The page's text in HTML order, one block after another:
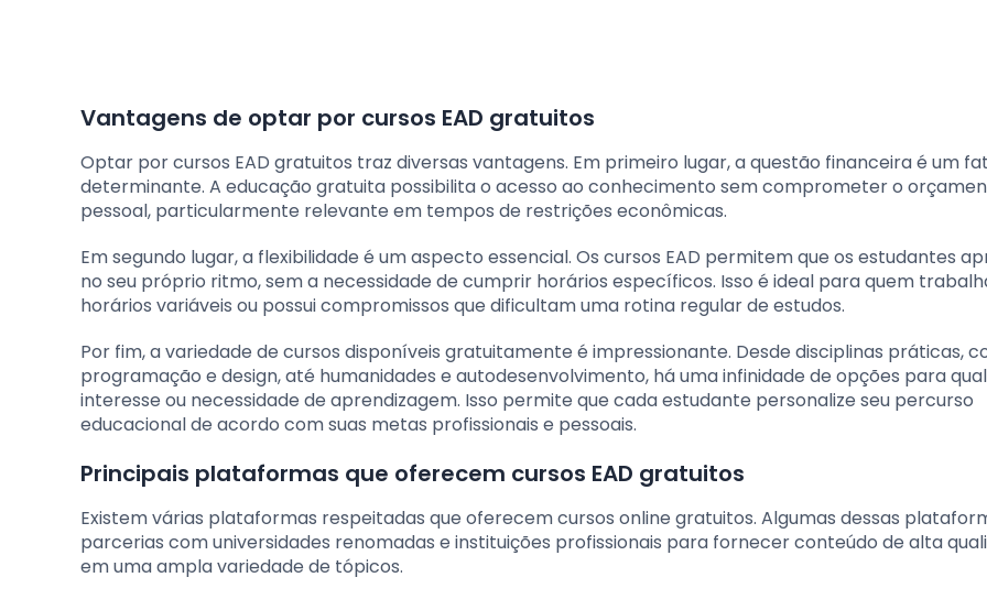
Vantagens de optar por cursos EAD gratuitos
Optar por cursos EAD gratuitos traz diversas vantagens. Em primeiro lugar, a questão financeira é um
determinante. A educação gratuita possibilita o acesso ao conhecimento sem comprometer o
pessoal, particularmente relevante em tempos de restrições econômicas.
Em segundo lugar, a flexibilidade é um aspecto essencial. Os cursos EAD permitem que os estudantes
no seu próprio ritmo, sem a necessidade de cumprir horários específicos. Isso é ideal para quem
horários variáveis ou possui compromissos que dificultam uma rotina regular de estudos.
Por fim, a variedade de cursos disponíveis gratuitamente é impressionante. Desde disciplinas práticas,
programação e design, até humanidades e autodesenvolvimento, há uma infinidade de opções para
interesse ou necessidade de aprendizagem. Isso permite que cada estudante personalize seu percurso
educacional de acordo com suas metas profissionais e pessoais.
Principais plataformas que oferecem cursos EAD gratuitos
Existem várias plataformas respeitadas que oferecem cursos online gratuitos. Algumas dessas
parcerias com universidades renomadas e instituições profissionais para fornecer conteúdo de alta
em uma ampla variedade de tópicos.